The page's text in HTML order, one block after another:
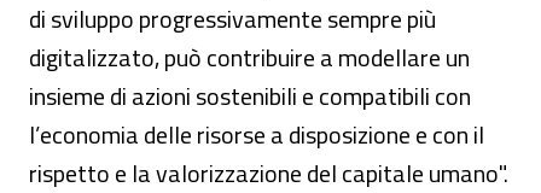
di sviluppo progressivamente sempre più
digitalizzato, può contribuire a modellare un
insieme di azioni sostenibili e compatibili con
l’economia delle risorse a disposizione e con il
rispetto e la valorizzazione del capitale umano".